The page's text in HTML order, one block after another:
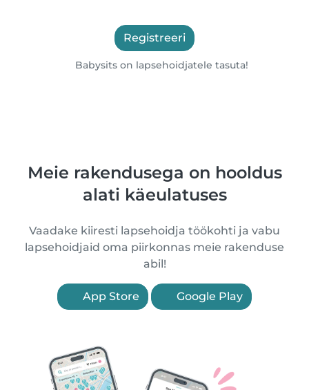
Registreeri
Babysits on lapsehoidjatele tasuta!
Meie rakendusega on hooldus
alati käeulatuses
Vaadake kiiresti lapsehoidja töökohti ja vabu
lapsehoidjaid oma piirkonnas meie rakenduse
abil!
App Store Google Play